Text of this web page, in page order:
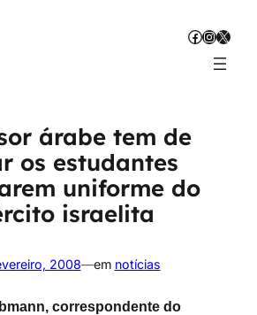
Facebook
X
árabe tem de
os estudantes
uniforme do
israelita
2008—em notícias
correspondente do